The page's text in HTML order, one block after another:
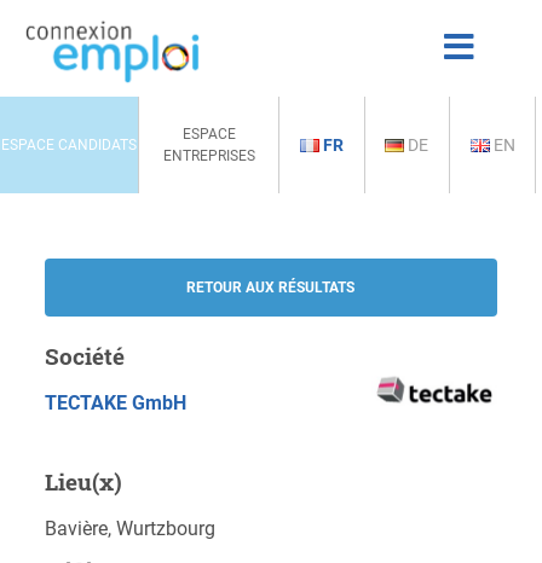
ESPACE CANDIDATS
ESPACE
ENTREPRISES
FR DE EN
RETOUR AUX RÉSULTATS
Société
TECTAKE GmbH
Lieu(x)
Bavière, Wurtzbourg